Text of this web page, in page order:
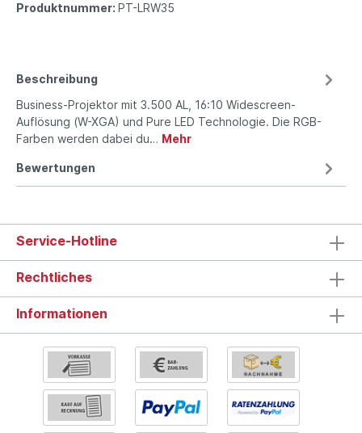
Produktnummer: PT-LRW35
Beschreibung
Business-Projektor mit 3.500 AL, 16:10 Widescreen-
Auflösung (W-XGA) und Pure LED Technologie. Die RGB-
Farben werden dabei du… Mehr
Bewertungen
Service-Hotline
Rechtliches
Informationen